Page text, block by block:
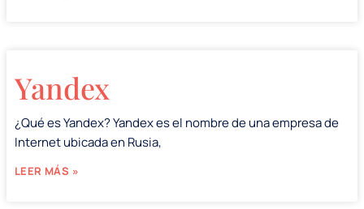
Yandex
¿Qué es Yandex? Yandex es el nombre de una empresa de
Internet ubicada en Rusia,
LEER MÁS »